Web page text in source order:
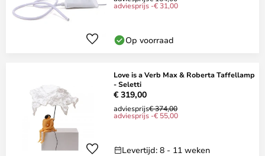
adviesprijs -€ 31,00
Op voorraad
Love is a Verb Max & Roberta Taffellamp
- Seletti
€ 319,00
adviesprijs€ 374,00
adviesprijs -€ 55,00
Levertijd: 8 - 11 weken